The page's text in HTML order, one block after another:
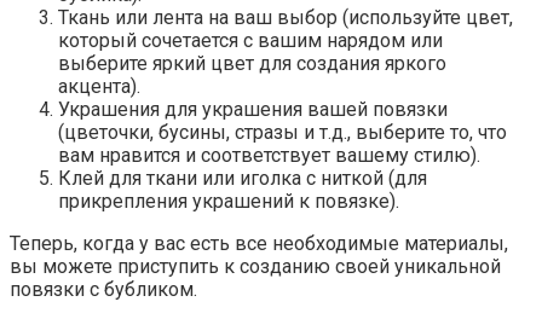
Ткань или лента на ваш выбор (используйте цвет,
который сочетается с вашим нарядом или
выберите яркий цвет для создания яркого
акцента).
Украшения для украшения вашей повязки
(цветочки, бусины, стразы и т.д., выберите то, что
вам нравится и соответствует вашему стилю).
Клей для ткани или иголка с ниткой (для
прикрепления украшений к повязке).
Теперь, когда у вас есть все необходимые материалы,
вы можете приступить к созданию своей уникальной
повязки с бубликом.